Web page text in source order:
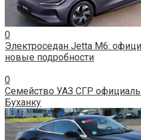
0
Электроседан Jetta M6:
новые подробности
0
Семейство УАЗ СГР
Буханку